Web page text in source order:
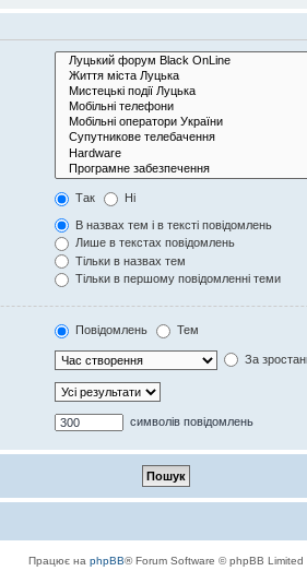
Так Ні
В назвах тем і в тексті повідомлень
Лише в текстах повідомлень
Тільки в назвах тем
Тільки в першому повідомленні теми
Повідомлень Тем
За
символів повідомлень
Працює на phpBB® Forum Software © phpBB Limited